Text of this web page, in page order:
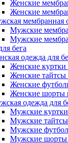
Женские
Женские
мембранная
Мужские
Мужские
бега
одежда для
Женские куртки
Женские
Женские
Женские шорты
одежда для
Мужские куртки
Мужские
Мужские
Мужские шорты